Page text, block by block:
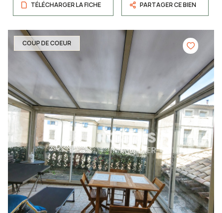
TÉLÉCHARGER LA FICHE PARTAGER CE BIEN
COUP DE COEUR